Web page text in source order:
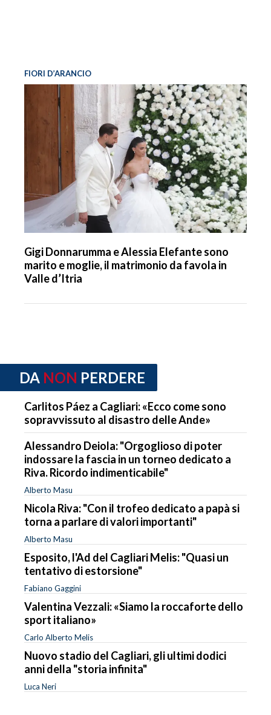
FIORI D’ARANCIO
Gigi Donnarumma e Alessia Elefante sono
marito e moglie, il matrimonio da favola in
Valle d’Itria
DA NON PERDERE
Carlitos Páez a Cagliari: «Ecco come sono
sopravvissuto al disastro delle Ande»
Alessandro Deiola: "Orgoglioso di poter
indossare la fascia in un torneo dedicato a
Riva. Ricordo indimenticabile"
Alberto Masu
Nicola Riva: "Con il trofeo dedicato a papà si
torna a parlare di valori importanti"
Alberto Masu
Esposito, l'Ad del Cagliari Melis: "Quasi un
tentativo di estorsione"
Fabiano Gaggini
Valentina Vezzali: «Siamo la roccaforte dello
sport italiano»
Carlo Alberto Melis
Nuovo stadio del Cagliari, gli ultimi dodici
anni della "storia infinita"
Luca Neri